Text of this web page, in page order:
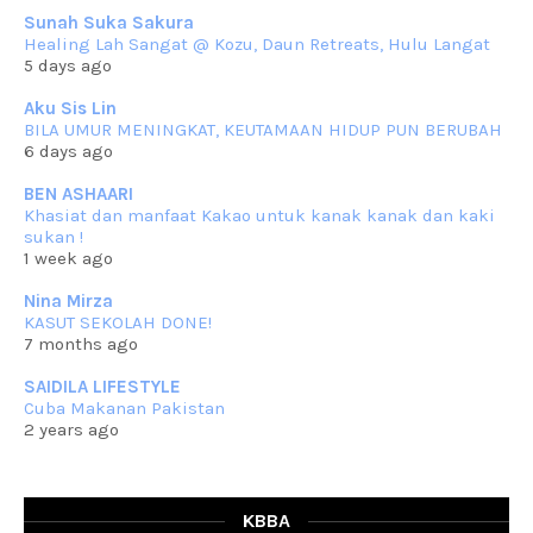
RESIPI KUIH KASWI KELEDEK UNGU
Assalammualaikum, salam semua. Masih belum terlambat untuk che
mat ucapkan
Jun 30 2023
RESIPI KURMA AYAM MERAH
Assalammualaikum, salam semua. Hari ni 4 Zulhijjah 1444 Hijrah,
Jun 23 2023
RESIPI SAMBAL PARU
Assalammualaikum, salam sejahtera semua. Lama betul che mat tak
Jun 20 2023
RESIPI PISANG MUDA MASAK LEMAK
lemak ni che mat... read more
Mar 07 2023
Sunah Suka Sakura
Healing Lah Sangat @ Kozu, Daun Retreats, Hulu Langat
5 days ago
Aku Sis Lin
BILA UMUR MENINGKAT, KEUTAMAAN HIDUP PUN BERUBAH
6 days ago
BEN ASHAARI
Khasiat dan manfaat Kakao untuk kanak kanak dan kaki
sukan !
1 week ago
Nina Mirza
KASUT SEKOLAH DONE!
7 months ago
SAIDILA LIFESTYLE
Cuba Makanan Pakistan
2 years ago
KBBA